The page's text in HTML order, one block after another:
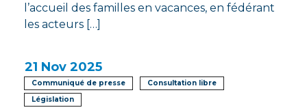
l’accueil des familles en vacances, en fédérant
les acteurs […]
21 Nov 2025
Communiqué de presse
Consultation libre
Législation